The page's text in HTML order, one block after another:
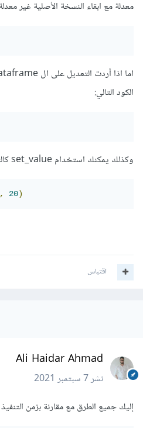
معدلة مع ابقاء النسخة الأصلية غير
الكود التالي:
وكذلك يمكنك استخدام set_value كالتالي:
, 20)
اقتباس
Ali Haidar Ahmad
نشر7 سبتمبر 2021
إليك جميع الطرق مع مقارنة بزمن التنفيذ